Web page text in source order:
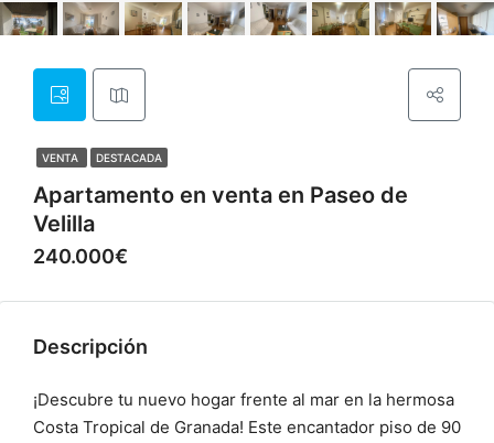
VENTA DESTACADA
Apartamento en venta en Paseo de
Velilla
240.000€
Descripción
¡Descubre tu nuevo hogar frente al mar en la hermosa
Costa Tropical de Granada! Este encantador piso de 90